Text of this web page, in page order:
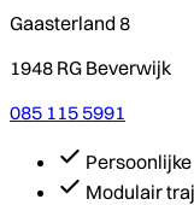
Gaasterland 8
1948 RG Beverwijk
085 115 5991
Modulair